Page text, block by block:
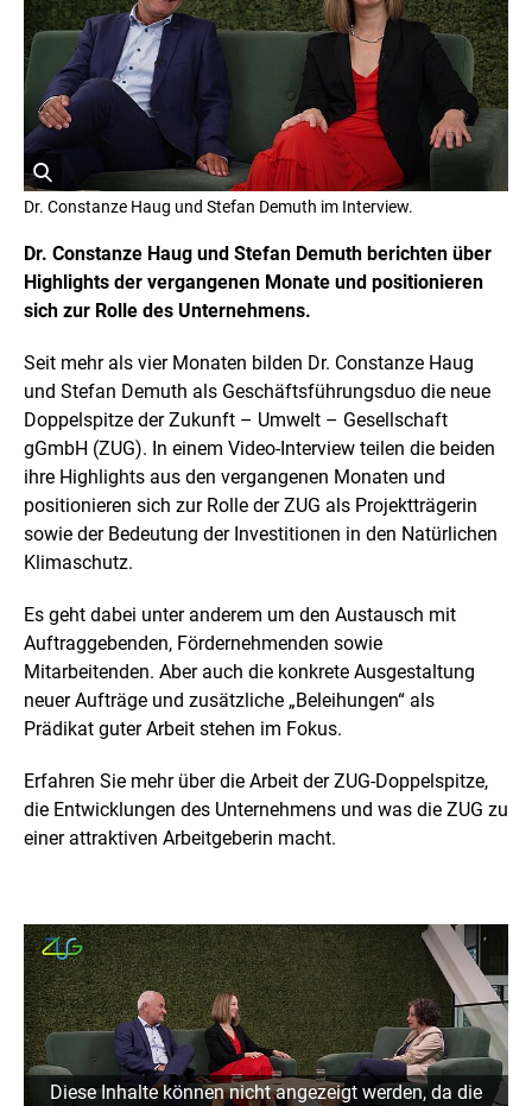
ö
f
n
e
t
i
l
d
i
n
e
n
e
r
e
g
r
ö
ß
e
t
e
n
s
t
e
l
l
u
n
g
r
i
g
h
t
I
n
f
i
o
f
n
Dr. Constanze Haug und Stefan Demuth im Interview.
Dr. Constanze Haug und Stefan Demuth berichten über
Highlights der vergangenen Monate und positionieren
sich zur Rolle des Unternehmens.
Seit mehr als vier Monaten bilden Dr. Constanze Haug
und Stefan Demuth als Geschäftsführungsduo die neue
Doppelspitze der Zukunft – Umwelt – Gesellschaft
gGmbH (ZUG). In einem Video-Interview teilen die beiden
ihre Highlights aus den vergangenen Monaten und
positionieren sich zur Rolle der ZUG als Projektträgerin
sowie der Bedeutung der Investitionen in den Natürlichen
Klimaschutz.
Es geht dabei unter anderem um den Austausch mit
Auftraggebenden, Fördernehmenden sowie
Mitarbeitenden. Aber auch die konkrete Ausgestaltung
neuer Aufträge und zusätzliche „Beleihungen“ als
Prädikat guter Arbeit stehen im Fokus.
Erfahren Sie mehr über die Arbeit der ZUG-Doppelspitze,
die Entwicklungen des Unternehmens und was die ZUG zu
einer attraktiven Arbeitgeberin macht.
Diese Inhalte können nicht angezeigt werden, da die